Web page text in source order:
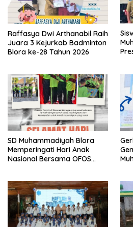
Raffasya Dwi Arthanabil Raih
Juara 3 Kejurkab Badminton
Blora ke-28 Tahun 2026
SD Muhammadiyah Blora
Memperingati Hari Anak
Nasional Bersama OFOS